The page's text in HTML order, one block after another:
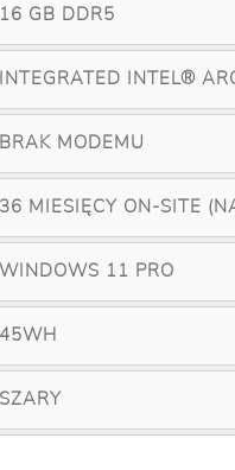
16 GB DDR5
INTEGRATED INTEL®
BRAK MODEMU
36 MIESIĘCY ON-SITE
WINDOWS 11 PRO
45WH
SZARY